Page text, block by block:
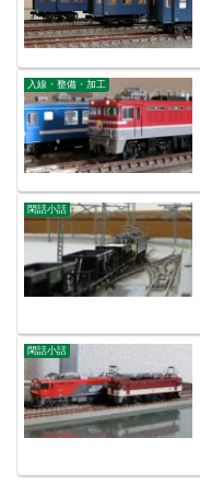
入線・整備・加工
閑話小話
閑話小話